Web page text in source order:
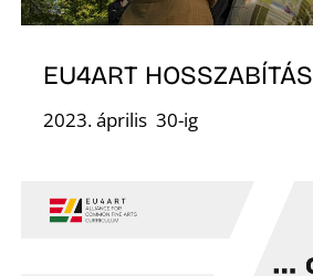
EU4ART HOSSZABÍTÁS
2023. április 30-ig